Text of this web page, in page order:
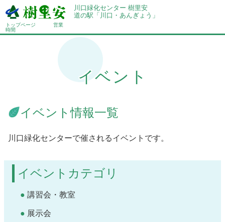
川口緑化センター 樹里安
道の駅「川口・あんぎょう」
トップページ
営業
時間
イベント
イベント情報一覧
川口緑化センターで催されるイベントです。
イベントカテゴリ
講習会・教室
展示会